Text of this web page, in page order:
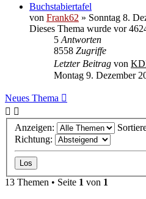
Buchstabiertafel
von Frank62 » Sonntag 8.
Dieses Thema wurde vor
5 Antworten
8558 Zugriffe
Letzter Beitrag von
Montag 9. Dezember
Neues Thema
Anzeigen:
Richtung:
13 Themen • Seite 1 von 1